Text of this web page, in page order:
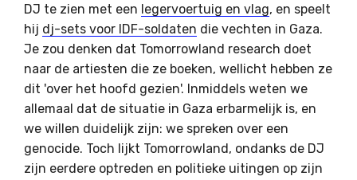
DJ te zien met een legervoertuig en vlag, en speelt
hij dj-sets voor IDF-soldaten die vechten in Gaza.
Je zou denken dat Tomorrowland research doet
naar de artiesten die ze boeken, wellicht hebben ze
dit 'over het hoofd gezien'. Inmiddels weten we
allemaal dat de situatie in Gaza erbarmelijk is, en
we willen duidelijk zijn: we spreken over een
genocide. Toch lijkt Tomorrowland, ondanks de DJ
zijn eerdere optreden en politieke uitingen op zijn